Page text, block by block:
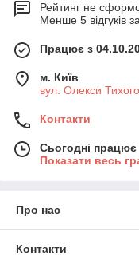
Рейтинг не
Менше 5 відгуків
Працює з
м. Київ
вул. Олекси
Контакти
Сьогодні
Показати весь
Про нас
Контакти